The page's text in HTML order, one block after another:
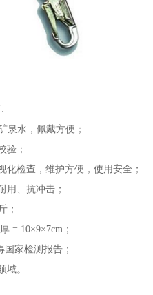
泉水，佩戴方便；
验；
化检查，维护方便，使用安全；
用、抗冲击；
；
= 10×9×7cm；
国家检测报告；
域。